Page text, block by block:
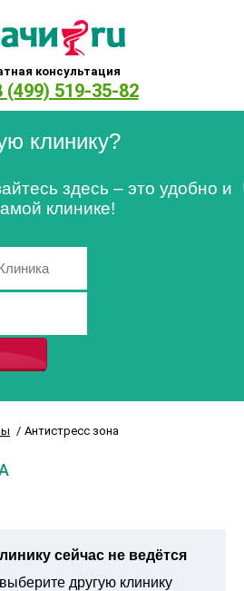
консультация
(499) 519-35-82
клинику?
здесь – это удобно и
клинике!
Антистресс зона
сейчас не ведётся
другую клинику